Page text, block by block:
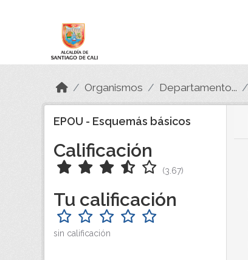
Organismos Departamento...
EPOU - Esquemás básicos
Calificación
(3.67)
Tu calificación
sin calificación